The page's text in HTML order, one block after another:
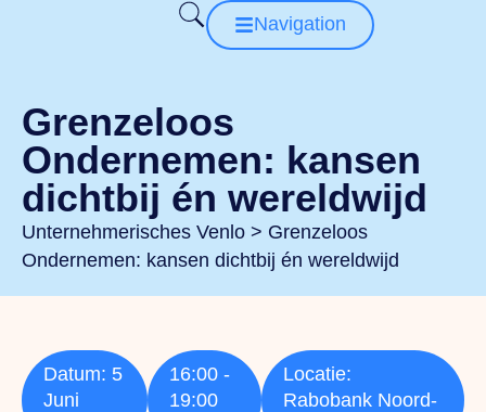
Navigation
Grenzeloos
Ondernemen: kansen
dichtbij én wereldwijd
Unternehmerisches Venlo > Grenzeloos
Ondernemen: kansen dichtbij én wereldwijd
Datum: 5
Juni
16:00 -
19:00
Locatie:
Rabobank Noord-